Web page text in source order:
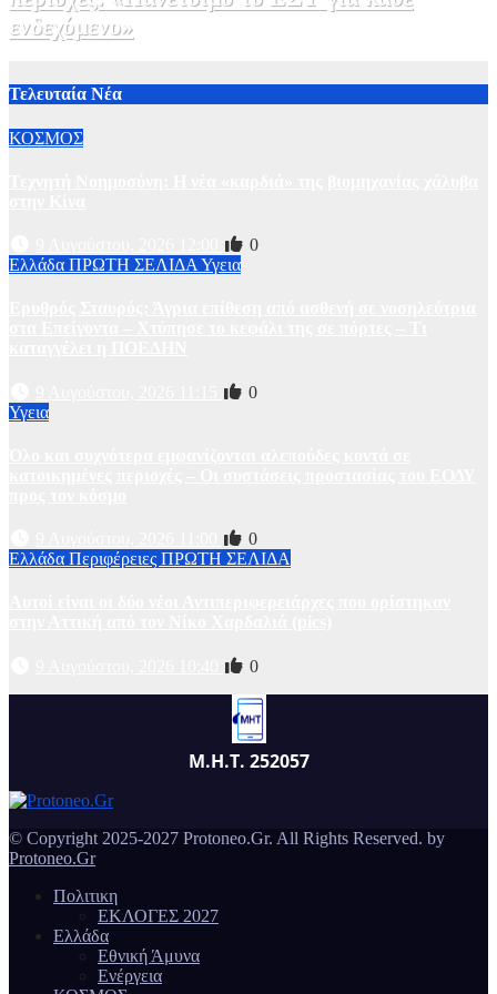
ενδεχόμενο»
Τελευταία Νέα
ΚΟΣΜΟΣ
0
Ελλάδα ΠΡΩΤΗ ΣΕΛΙΔΑ Υγεια
0
Υγεια
0
Ελλάδα Περιφέρειες ΠΡΩΤΗ ΣΕΛΙΔΑ
0
Μ.Η.Τ. 252057
© Copyright 2025-2027 Protoneo.Gr. All Rights Reserved. by
Protoneo.Gr
Πολιτικη
ΕΚΛΟΓΕΣ 2027
Ελλάδα
Εθνική Άμυνα
Ενέργεια